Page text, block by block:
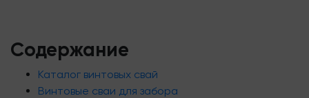
Содержание
Каталог винтовых свай
Винтовые сваи для забора